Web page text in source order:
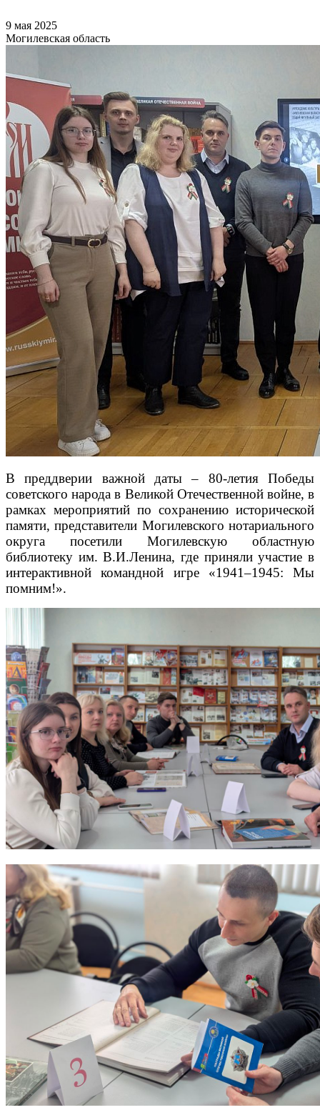
9 мая 2025
Могилевская область
В преддверии важной даты – 80-летия Победы
советского народа в Великой Отечественной войне, в
рамках мероприятий по сохранению исторической
памяти, представители Могилевского нотариального
округа посетили Могилевскую областную
библиотеку им. В.И.Ленина, где приняли участие в
интерактивной командной игре «1941–1945: Мы
помним!».